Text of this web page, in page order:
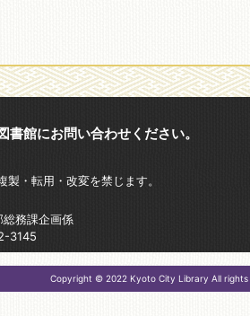
館にお問い合わせください。
・転用・改変を禁じます。
務課企画係
3145
Copyright © 2022 Kyoto City Library All rights